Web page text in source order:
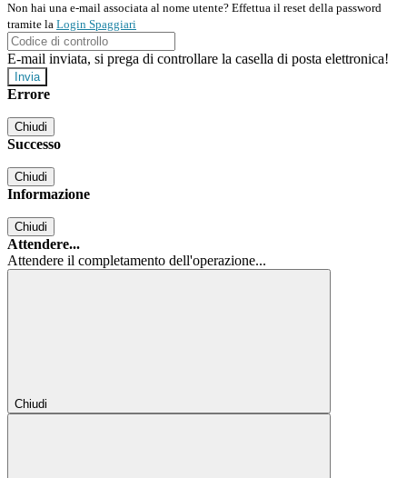
Non hai una e-mail associata al nome utente? Effettua il reset della password
tramite la Login Spaggiari
E-mail inviata, si prega di controllare la casella di posta elettronica!
Errore
Chiudi
Successo
Chiudi
Informazione
Chiudi
Attendere...
Attendere il completamento dell'operazione...
Chiudi